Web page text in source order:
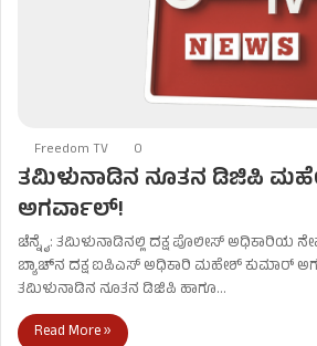
Freedom TV 0
ತಮಿಳುನಾಡಿನ ನೂತನ ಡಿಜಿಪಿ
ಅಗರ್ವಾಲ್!
ಚೆನ್ನೈ: ತಮಿಳುನಾಡಿನಲ್ಲಿ ದಕ್ಷ ಪೊಲೀಸ್ ಅಧಿಕಾರಿಯ
ಬ್ಯಾಚ್‌ನ ದಕ್ಷ ಐಪಿಎಸ್ ಅಧಿಕಾರಿ ಮಹೇಶ್ ಕುಮಾರ್
ತಮಿಳುನಾಡಿನ ನೂತನ ಡಿಜಿಪಿ ಹಾಗೂ…
Read More »